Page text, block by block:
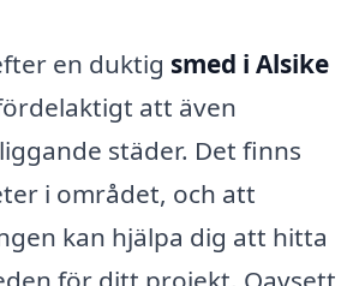
en duktig smed i Alsike
att även
städer. Det finns
i området, och att
kan hjälpa dig att hitta